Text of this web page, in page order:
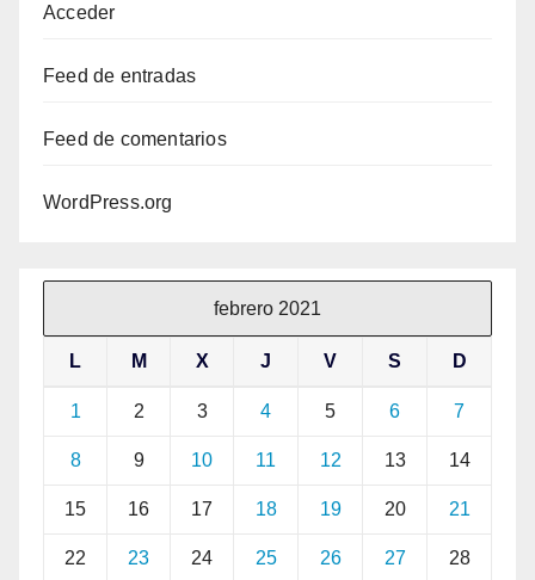
Acceder
Feed de entradas
Feed de comentarios
WordPress.org
febrero 2021
L M X J V S D
1 2 3 4 5 6 7
8 9 10 11 12 13 14
15 16 17 18 19 20 21
22 23 24 25 26 27 28